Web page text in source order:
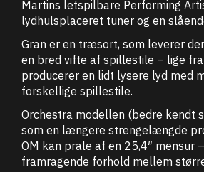
Martins letspilbare Performing
lydhulsplaceret tuner og en
Gran er en træsort, som leverer
en bred vifte af spillestile – lige
producerer en lidt lysere lyd med
forskellige spillestile.
Orchestra modellen (bedre kendt
som en længere strengelængde
OM kan prale af en 25,4″ mensur
framragende forhold mellem